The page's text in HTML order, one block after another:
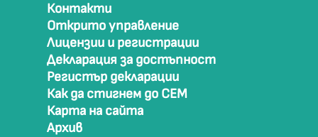
Контакти
Открито управление
Лицензии и регистрации
Декларация за достъпност
Регистър декларации
Как да стигнем до СЕМ
Карта на сайта
Архив